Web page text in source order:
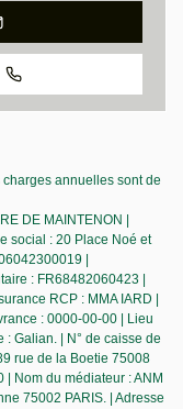
annuelles sont de
DE MAINTENON |
social : 20 Place Noé et
|
: FR68482060423 |
RCP : MMA IARD |
: 0000-00-00 | Lieu
Galian. | N° de caisse de
rue de la Boetie 75008
Nom du médiateur : ANM
75002 PARIS. | Adresse